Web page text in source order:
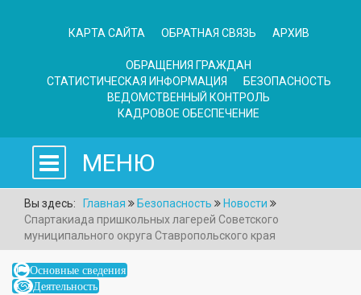
КАРТА САЙТА ОБРАТНАЯ СВЯЗЬ АРХИВ
ОБРАЩЕНИЯ ГРАЖДАН
СТАТИСТИЧЕСКАЯ ИНФОРМАЦИЯ
БЕЗОПАСНОСТЬ
ВЕДОМСТВЕННЫЙ КОНТРОЛЬ
КАДРОВОЕ ОБЕСПЕЧЕНИЕ
МЕНЮ
Вы здесь: Главная Безопасность
Новости
Спартакиада пришкольных лагерей Советского
муниципального округа Ставропольского края
Основные сведения
Деятельность